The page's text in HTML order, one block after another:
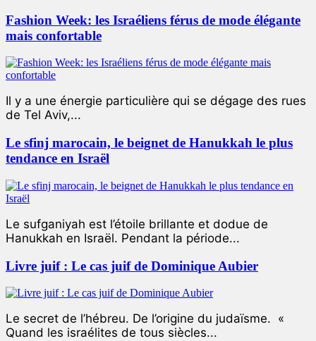
Fashion Week: les Israéliens férus de mode élégante
mais confortable
Il y a une énergie particulière qui se dégage des rues
de Tel Aviv,...
Le sfinj marocain, le beignet de Hanukkah le plus
tendance en Israël
Le sufganiyah est l’étoile brillante et dodue de
Hanukkah en Israël. Pendant la période...
Livre juif : Le cas juif de Dominique Aubier
Le secret de l’hébreu. De l’origine du judaïsme. «
Quand les israélites de tous siècles...